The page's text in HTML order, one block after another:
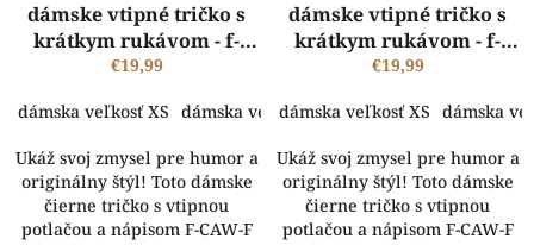
dámske vtipné tričko s
krátkym rukávom - f-
caw-f
€19,99
dámska veľkosť XS dámska veľkosť S dámska veľkosť M
Ukáž svoj zmysel pre humor a
originálny štýl! Toto dámske
čierne tričko s vtipnou
potlačou a nápisom F-CAW-F
dámske vtipné tričko s
krátkym rukávom - f-
caw-f
€19,99
dámska veľkosť XS dámska
Ukáž svoj zmysel pre humor a
originálny štýl! Toto dámske
čierne tričko s vtipnou
potlačou a nápisom F-CAW-F